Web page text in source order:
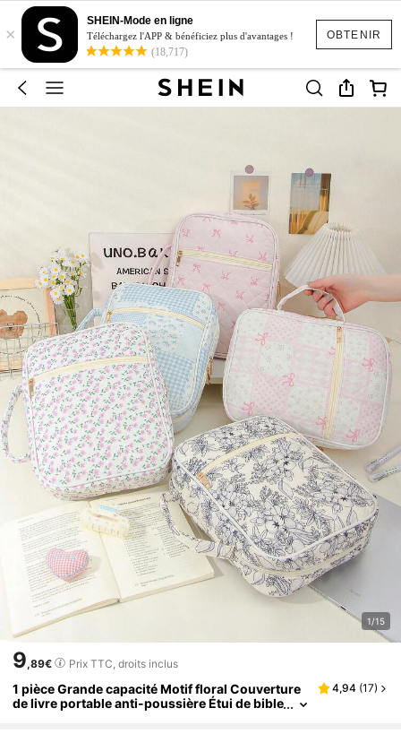
OBTENIR
×
SHEIN-Mode en ligne
Téléchargez l'APP & bénéficiez plus d'avantages !
(18,717)
1/15
9,89€ Prix TTC, droits inclus
1 pièce Grande capacité Motif floral Couverture
de livre portable anti-poussière Étui de bible
4,94 (17)